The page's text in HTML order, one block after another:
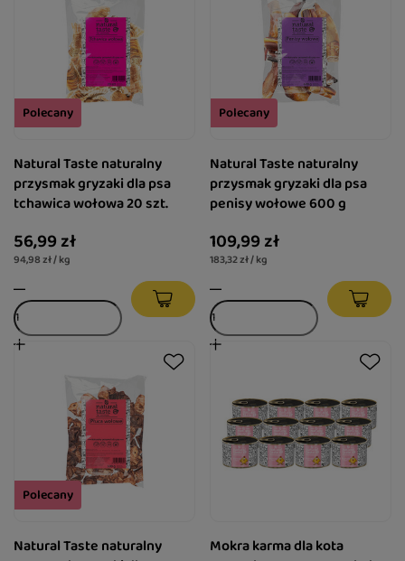
Polecany
Natural Taste naturalny
przysmak gryzaki dla psa
tchawica wołowa 20 szt.
56,99 zł
94,98 zł / kg
Polecany
Natural Taste naturalny
przysmak gryzaki dla psa
penisy wołowe 600 g
109,99 zł
183,32 zł / kg
Polecany
Natural Taste naturalny
Mokra karma dla kota